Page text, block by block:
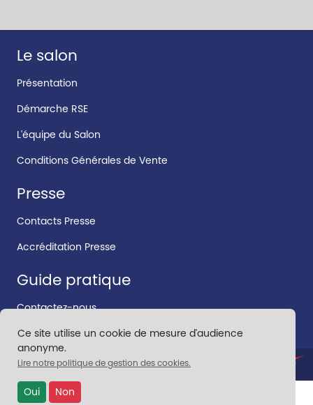
Le salon
Présentation
Démarche RSE
L'équipe du Salon
Conditions Générales de Vente
Presse
Contacts Presse
Accréditation Presse
Guide pratique
Contactez-nous
CONTACT•MENTIONS LÉGALES
Ce site utilise un cookie de mesure d'audience
anonyme.
Lire notre politique de gestion des cookies.
Oui Non